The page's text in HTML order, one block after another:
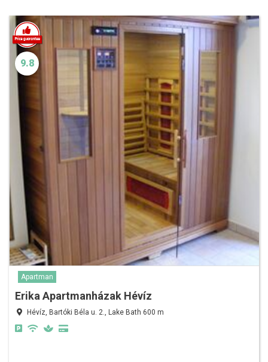
9.8
Apartman
Erika Apartmanházak Hévíz
Hévíz, Bartóki Béla u. 2., Lake Bath 600 m